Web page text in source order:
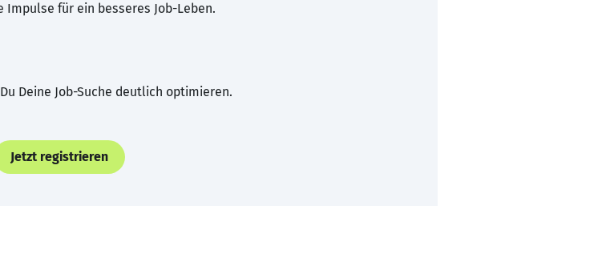
für ein besseres Job-Leben.
Deine Job-Suche deutlich optimieren.
Jetzt registrieren